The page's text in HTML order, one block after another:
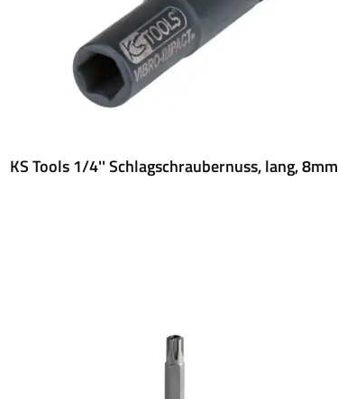
KS Tools 1/4'' Schlagschraubernuss, lang, 8mm